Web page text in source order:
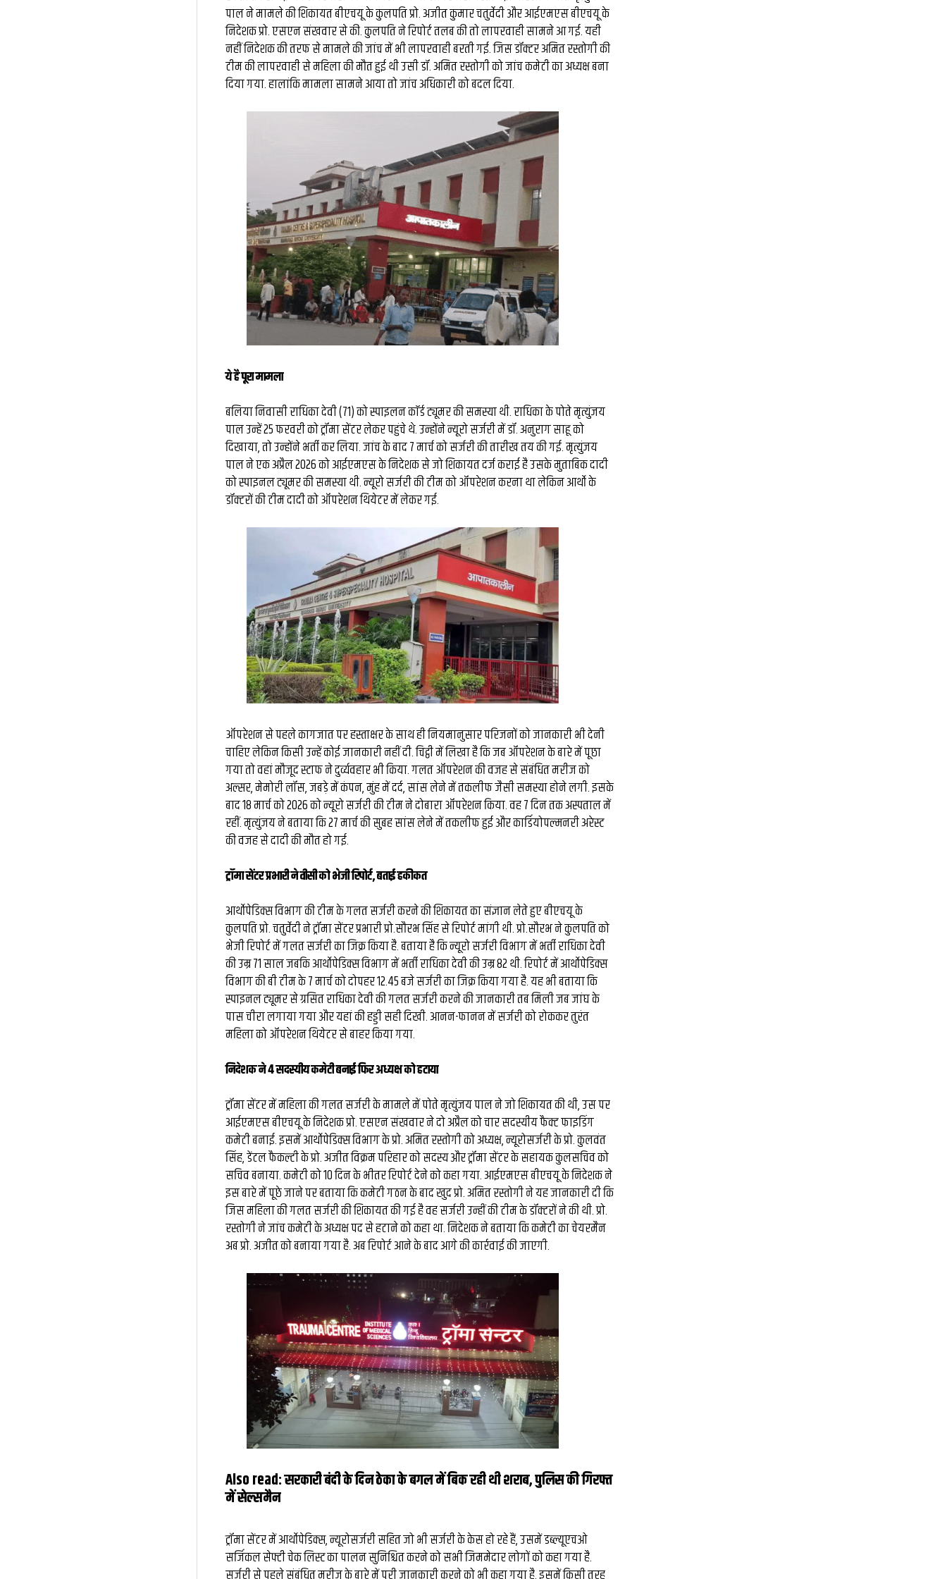
पाल ने मामले की शिकायत बीएचयू के कुलपति प्रो. अजीत कुमार चतुर्वेदी और आईएमएस बीएचयू के
निदेशक प्रो. एसएन संखवार से की. कुलपति ने रिपोर्ट तलब की तो लापरवाही सामने आ गई. यही
नहीं निदेशक की तरफ से मामले की जांच में भी लापरवाही बरती गई. जिस डॉक्टर अमित रस्तोगी की
टीम की लापरवाही से महिला की मौत हुई थी उसी डॉ. अमित रस्तोगी को जांच कमेटी का अध्यक्ष बना
दिया गया. हालांकि मामला सामने आया तो जांच अधिकारी को बदल दिया.
ये है पूरा मामला
बलिया निवासी राधिका देवी (71) को स्पाइलन काॅर्ड ट्यूमर की समस्या थी. राधिका के पोते मृत्युंजय
पाल उन्हें 25 फरवरी को ट्रॉमा सेंटर लेकर पहुंचे थे. उन्होंने न्यूरो सर्जरी में डॉ. अनुराग साहू को
दिखाया, तो उन्होंने भर्ती कर लिया. जांच के बाद 7 मार्च को सर्जरी की तारीख तय की गई. मृत्युंजय
पाल ने एक अप्रैल 2026 को आईएमएस के निदेशक से जो शिकायत दर्ज कराई है उसके मुताबिक दादी
को स्पाइनल ट्यूमर की समस्या थी. न्यूरो सर्जरी की टीम को ऑपरेशन करना था लेकिन आर्थो के
डॉक्टरों की टीम दादी को ऑपरेशन थियेटर में लेकर गई.
ऑपरेशन से पहले कागजात पर हस्ताक्षर के साथ ही नियमानुसार परिजनों को जानकारी भी देनी
चाहिए लेकिन किसी उन्हें कोई जानकारी नहीं दी. चिट्ठी में लिखा है कि जब ऑपरेशन के बारे में पूछा
गया तो वहां मौजूद स्टाफ ने दुर्व्यवहार भी किया. गलत ऑपरेशन की वजह से संबंधित मरीज को
अल्सर, मेमोरी लॉस, जबड़े में कंपन, मुंह में दर्द, सांस लेने में तकलीफ जैसी समस्या होने लगी. इसके
बाद 18 मार्च को 2026 को न्यूरो सर्जरी की टीम ने दोबारा ऑपरेशन किया. वह 7 दिन तक अस्पताल में
रहीं. मृत्युंजय ने बताया कि 27 मार्च की सुबह सांस लेने में तकलीफ हुई और कार्डियोपल्मनरी अरेस्ट
की वजह से दादी की मौत हो गई.
ट्रॉमा सेंटर प्रभारी ने वीसी को भेजी रिपोर्ट, बताई हकीकत
आर्थोपेडिक्स विभाग की टीम के गलत सर्जरी करने की शिकायत का संज्ञान लेते हुए बीएचयू के
कुलपति प्रो. चतुर्वेदी ने ट्रॉमा सेंटर प्रभारी प्रो.सौरभ सिंह से रिपोर्ट मांगी थी. प्रो.सौरभ ने कुलपति को
भेजी रिपोर्ट में गलत सर्जरी का जिक्र किया है. बताया है कि न्यूरो सर्जरी विभाग में भर्ती राधिका देवी
की उम्र 71 साल जबकि आर्थोपेडिक्स विभाग में भर्ती राधिका देवी की उम्र 82 थी. रिपोर्ट में आर्थोपेडिक्स
विभाग की बी टीम के 7 मार्च को दोपहर 12.45 बजे सर्जरी का जिक्र किया गया है. यह भी बताया कि
स्पाइनल ट्यूमर से ग्रसित राधिका देवी की गलत सर्जरी करने की जानकारी तब मिली जब जांघ के
पास चीरा लगाया गया और यहां की हड्डी सही दिखी. आनन-फानन में सर्जरी को रोककर तुरंत
महिला को ऑपरेशन थियेटर से बाहर किया गया.
निदेशक ने 4 सदस्यीय कमेटी बनाई फिर अध्यक्ष को हटाया
ट्रॉमा सेंटर में महिला की गलत सर्जरी के मामले में पोते मृत्युंजय पाल ने जो शिकायत की थी, उस पर
आईएमएस बीएचयू के निदेशक प्रो. एसएन संखवार ने दो अप्रैल को चार सदस्यीय फैक्ट फाइडिंग
कमेटी बनाई. इसमें आर्थोपेडिक्स विभाग के प्रो. अमित रस्तोगी को अध्यक्ष, न्यूरोसर्जरी के प्रो. कुलवंत
सिंह, डेंटल फैकल्टी के प्रो. अजीत विक्रम परिहार को सदस्य और ट्रॉमा सेंटर के सहायक कुलसचिव को
सचिव बनाया. कमेटी को 10 दिन के भीतर रिपोर्ट देने को कहा गया. आईएमएस बीएचयू के निदेशक ने
इस बारे में पूछे जाने पर बताया कि कमेटी गठन के बाद खुद प्रो. अमित रस्तोगी ने यह जानकारी दी कि
जिस महिला की गलत सर्जरी की शिकायत की गई है वह सर्जरी उन्हीं की टीम के डॉक्टरों ने की थी. प्रो.
रस्तोगी ने जांच कमेटी के अध्यक्ष पद से हटाने को कहा था. निदेशक ने बताया कि कमेटी का चेयरमैन
अब प्रो. अजीत को बनाया गया है. अब रिपोर्ट आने के बाद आगे की कार्रवाई की जाएगी.
Also read:सरकारी बंदी के दिन ठेका के बगल में बिक रही थी शराब, पुलिस की गिरफ्त
में सेल्समैन
ट्रॉमा सेंटर में आर्थोपेडिक्स, न्यूरोसर्जरी सहित जो भी सर्जरी के केस हो रहे हैं, उसमें डब्ल्यूएचओ
सर्जिकल सेफ्टी चेक लिस्ट का पालन सुनिश्चित करने को सभी जिममेदार लोगों को कहा गया है.